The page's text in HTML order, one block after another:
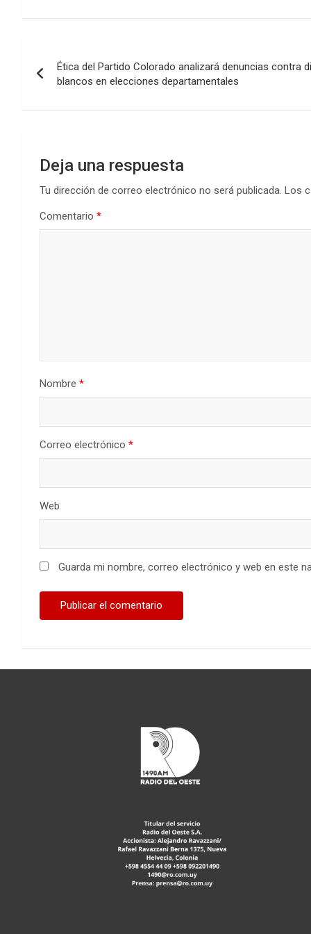
ce
o
o
k
tt at
A
p
p
ke
n
m
ar
tir
de
entradas
Ética del Partido Colorado analizará denuncias contra
blancos en elecciones departamentales
Deja una respuesta
Tu dirección de correo electrónico no será publicada. Los
Comentario *
Nombre *
Correo electrónico *
Web
Guarda mi nombre, correo electrónico y web en este